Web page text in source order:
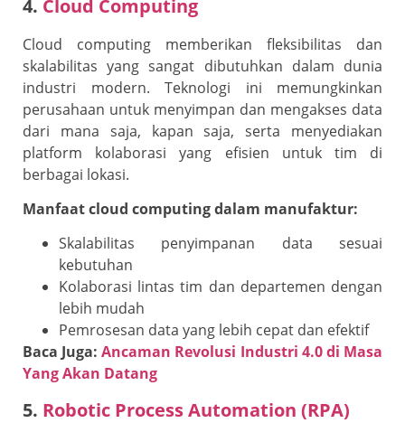
4. Cloud Computing
Cloud computing memberikan fleksibilitas dan
skalabilitas yang sangat dibutuhkan dalam dunia
industri modern. Teknologi ini memungkinkan
perusahaan untuk menyimpan dan mengakses data
dari mana saja, kapan saja, serta menyediakan
platform kolaborasi yang efisien untuk tim di
berbagai lokasi.
Manfaat cloud computing dalam manufaktur:
Skalabilitas penyimpanan data sesuai
kebutuhan
Kolaborasi lintas tim dan departemen dengan
lebih mudah
Pemrosesan data yang lebih cepat dan efektif
Baca Juga:Ancaman Revolusi Industri 4.0 di Masa
Yang Akan Datang
5. Robotic Process Automation (RPA)